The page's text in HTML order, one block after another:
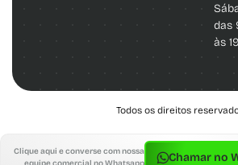
Clique aqui e converse com nossa
Chamar no
das
às
Todos os direitos